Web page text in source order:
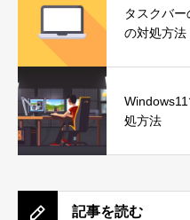
タスクバ
の対処方法
処方法
記事を読む